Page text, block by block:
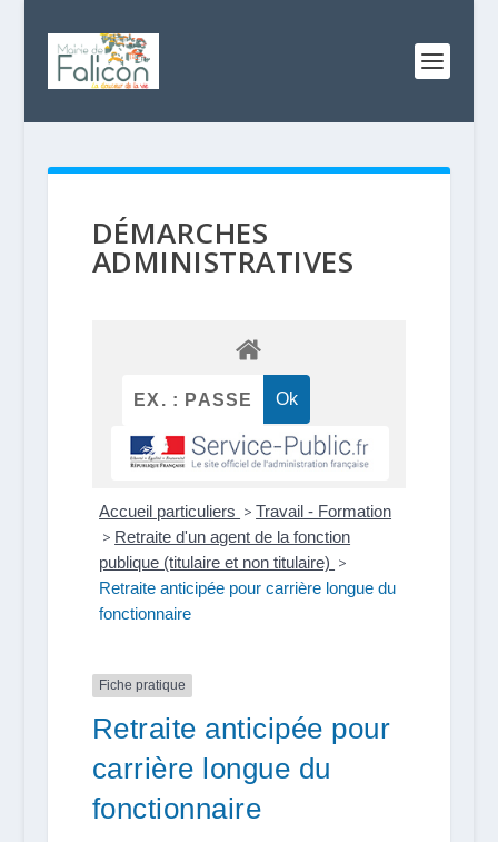
DÉMARCHES
ADMINISTRATIVES
Accueil particuliers > Travail - Formation
> Retraite d'un agent de la fonction
publique (titulaire et non titulaire) >
Retraite anticipée pour carrière longue du
fonctionnaire
Fiche pratique
Retraite anticipée pour
carrière longue du
fonctionnaire